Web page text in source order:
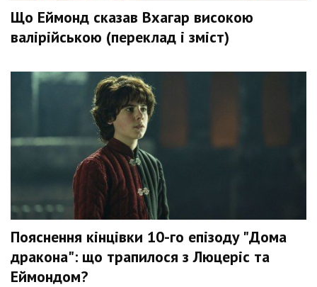
Що Еймонд сказав Вхагар високою
валірійською (переклад і зміст)
Пояснення кінцівки 10-го епізоду "Дома
дракона": що трапилося з Люцеріс та
Еймондом?